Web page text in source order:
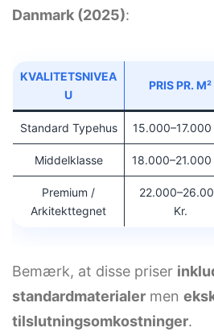
Danmark (2025):
KVALITETSNIVEA
U
PRIS PR. M²
Standard Typehus 15.000–17.000
Middelklasse 18.000–21.000
Premium /
Arkitekttegnet
Kr.
Bemærk, at disse priser
standardmaterialer men
tilslutningsomkostninger.